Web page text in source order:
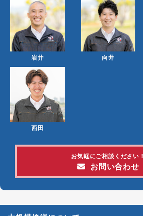
岩井 向井
西田
お気軽にご相談ください！
お問い合わせ